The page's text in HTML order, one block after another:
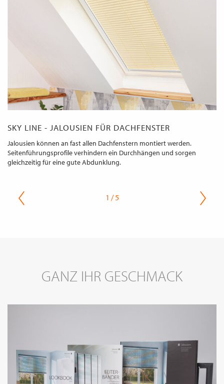
SKY LINE - JALOUSIEN FÜR DACHFENSTER
Jalousien können an fast allen Dachfenstern montiert werden.
Seitenführungsprofile verhindern ein Durchhängen und sorgen
gleichzeitig für eine gute Abdunklung.
1 / 5
GANZ IHR GESCHMACK